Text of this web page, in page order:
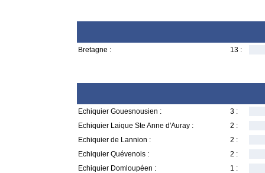
Bretagne : 13 :
Echiquier Gouesnousien :
3 :
Echiquier Laique Ste Anne d'Auray :
2 :
Echiquier de Lannion :
2 :
Echiquier Quévenois :
2 :
Echiquier Domloupéen :
1 :